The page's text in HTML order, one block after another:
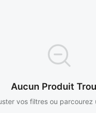
Aucun Produit
vos filtres ou